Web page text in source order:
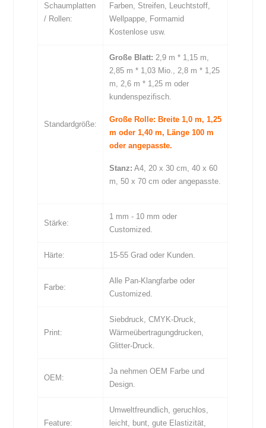
Schaumplatten
/ Rollen:
Farben, Streifen, Leuchtstoff,
Wellpappe, Formamid
Kostenlose usw.
Standardgröße:
Große Blatt: 2,9 m * 1,15 m,
2,85 m * 1,03 Mio., 2,8 m * 1,25
m, 2,6 m * 1,25 m oder
kundenspezifisch.
Große Rolle: Breite 1,0 m, 1,25
m oder 1,40 m, Länge 100 m
oder angepasste.
Stanz: A4, 20 x 30 cm, 40 x 60
m, 50 x 70 cm oder angepasste.
Stärke:
1 mm - 10 mm oder
Customized.
Härte: 15-55 Grad oder Kunden.
Farbe:
Alle Pan-Klangfarbe oder
Customized.
Print:
Siebdruck, CMYK-Druck,
Wärmeübertragungdrucken,
Glitter-Druck.
OEM:
Ja nehmen OEM Farbe und
Design.
Feature:
Umweltfreundlich, geruchlos,
leicht, bunt, gute Elastizität,